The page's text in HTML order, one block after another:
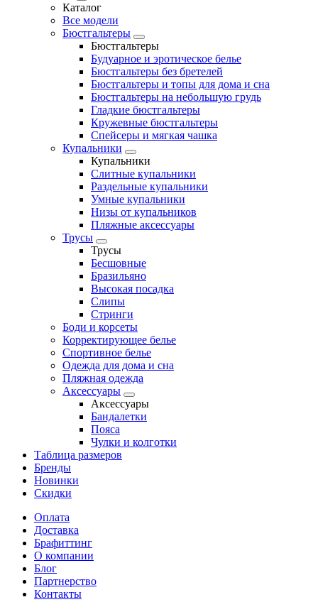
Каталог
Все модели
Бюстгальтеры
Бюстгальтеры
Будуарное и эротическое белье
Бюстгальтеры без бретелей
Бюстгальтеры и топы для дома и сна
Бюстгальтеры на небольшую грудь
Гладкие бюстгальтеры
Кружевные бюстгальтеры
Спейсеры и мягкая чашка
Купальники
Купальники
Слитные купальники
Раздельные купальники
Умные купальники
Низы от купальников
Пляжные аксессуары
Трусы
Трусы
Бесшовные
Бразильяно
Высокая посадка
Слипы
Стринги
Боди и корсеты
Корректирующее белье
Спортивное белье
Одежда для дома и сна
Пляжная одежда
Аксессуары
Аксессуары
Бандалетки
Пояса
Чулки и колготки
Таблица размеров
Бренды
Новинки
Скидки
Оплата
Доставка
Брафиттинг
О компании
Блог
Партнерство
Контакты